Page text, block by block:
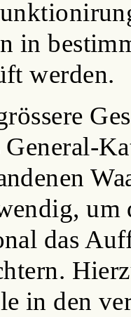
in
werden.
General-
um
das
in den